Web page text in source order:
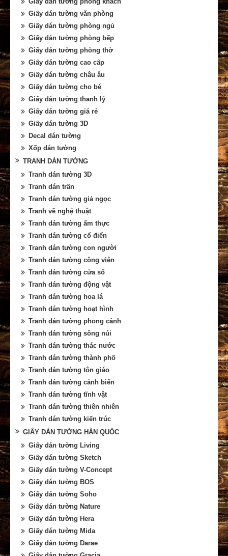
Giấy dán tường văn phòng
Giấy dán tường phòng ngủ
Giấy dán tường phòng bếp
Giấy dán tường phòng thờ
Giấy dán tường cao cấp
Giấy dán tường châu âu
Giấy dán tường cho bé
Giấy dán tường thanh lý
Giấy dán tường giá rẻ
Giấy dán tường 3D
Decal dán tường
Xốp dán tường
TRANH DÁN TƯỜNG
Tranh dán tường 3D
Tranh dán trần
Tranh dán tường giả ngọc
Tranh vẽ nghệ thuật
Tranh dán tường ẩm thực
Tranh dán tường cổ điển
Tranh dán tường con người
Tranh dán tường công viên
Tranh dán tường cửa sổ
Tranh dán tường động vật
Tranh dán tường hoa lá
Tranh dán tường hoạt hình
Tranh dán tường phong cảnh
Tranh dán tường sông núi
Tranh dán tường thác nước
Tranh dán tường thành phố
Tranh dán tường tôn giáo
Tranh dán tường cảnh biển
Tranh dán tường tĩnh vật
Tranh dán tường thiên nhiên
Tranh dán tường kiến trúc
GIẤY DÁN TƯỜNG HÀN QUỐC
Giấy dán tường Living
Giấy dán tường Sketch
Giấy dán tường V-Concept
Giấy dán tường BOS
Giấy dán tường Soho
Giấy dán tường Nature
Giấy dán tường Hera
Giấy dán tường Mida
Giấy dán tường Darae